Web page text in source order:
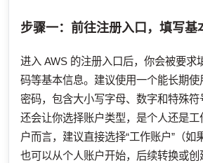
步骤一：前往注册入口，填写基
进入 AWS 的注册入口后，你会被要求
码等基本信息。建议使用一个能长期
密码，包含大小写字母、数字和特殊
还会让你选择账户类型，是个人还是工
户而言，建议直接选择“工作账户”（如
也可以从个人账户开始，后续转换或